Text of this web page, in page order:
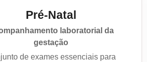
Pré-Natal
laboratorial da
gestação
de exames essenciais para